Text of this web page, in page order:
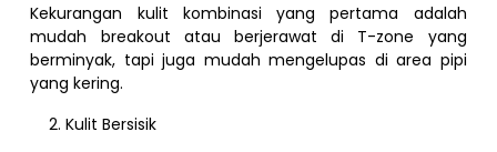
Kekurangan kulit kombinasi yang pertama adalah
mudah breakout atau berjerawat di T-zone yang
berminyak, tapi juga mudah mengelupas di area pipi
yang kering.
Kulit Bersisik